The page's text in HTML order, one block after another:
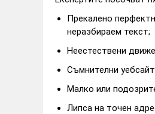
Прекалено
неразбираем текст;
Неестествени
Съмнителни
Малко или
Липса на точен